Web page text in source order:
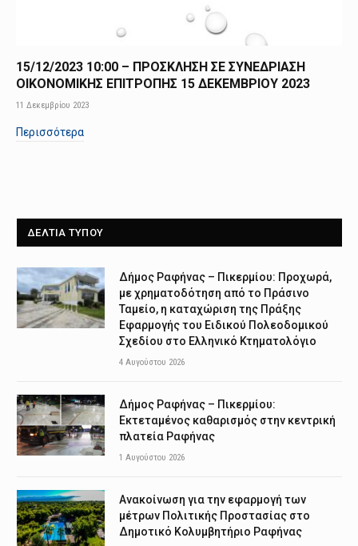
15/12/2023 10:00 – ΠΡΟΣΚΛΗΣΗ ΣΕ ΣΥΝΕΔΡΙΑΣΗ
ΟΙΚΟΝΟΜΙΚΗΣ ΕΠΙΤΡΟΠΗΣ 15 ΔΕΚΕΜΒΡΙΟΥ 2023
11 Δεκεμβρίου 2023
Περισσότερα
ΔΕΛΤΙΑ ΤΥΠΟΥ
Δήμος Ραφήνας – Πικερμίου: Προχωρά,
με χρηματοδότηση από το Πράσινο
Ταμείο, η καταχώριση της Πράξης
Εφαρμογής του Ειδικού Πολεοδομικού
Σχεδίου στο Ελληνικό Κτηματολόγιο
4 Αυγούστου 2026
Δήμος Ραφήνας – Πικερμίου:
Εκτεταμένος καθαρισμός στην κεντρική
πλατεία Ραφήνας
1 Αυγούστου 2026
Ανακοίνωση για την εφαρμογή των
μέτρων Πολιτικής Προστασίας στο
Δημοτικό Κολυμβητήριο Ραφήνας